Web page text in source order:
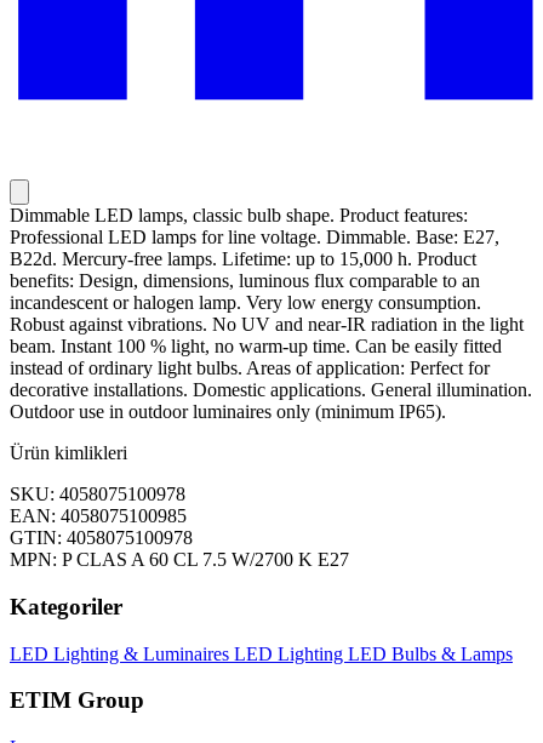
Dimmable LED lamps, classic bulb shape. Product features:
Professional LED lamps for line voltage. Dimmable. Base: E27,
B22d. Mercury-free lamps. Lifetime: up to 15,000 h. Product
benefits: Design, dimensions, luminous flux comparable to an
incandescent or halogen lamp. Very low energy consumption.
Robust against vibrations. No UV and near-IR radiation in the light
beam. Instant 100 % light, no warm-up time. Can be easily fitted
instead of ordinary light bulbs. Areas of application: Perfect for
decorative installations. Domestic applications. General illumination.
Outdoor use in outdoor luminaires only (minimum IP65).
Ürün kimlikleri
SKU: 4058075100978
EAN: 4058075100985
GTIN: 4058075100978
MPN: P CLAS A 60 CL 7.5 W/2700 K E27
Kategoriler
LED Lighting & Luminaires LED Lighting LED Bulbs & Lamps
ETIM Group